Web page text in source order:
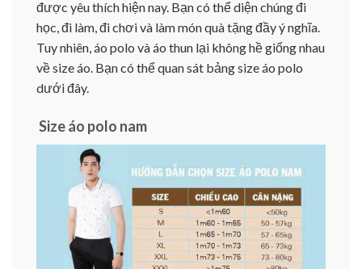
được yêu thích hiện nay. Bạn có thể diện chúng đi
học, đi làm, đi chơi và làm món quà tặng đầy ý nghĩa.
Tuy nhiên, áo polo và áo thun lại không hề giống nhau
về size áo. Bạn có thể quan sát bảng size áo polo
dưới đây.
Size áo polo nam